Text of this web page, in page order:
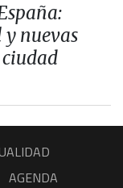
nuevas
AGENDA